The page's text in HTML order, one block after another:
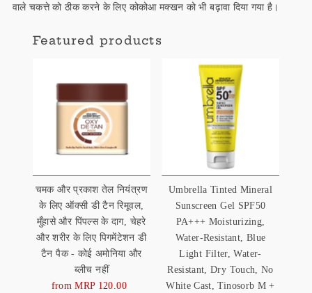
वाले चकत्ते को ठीक करने के लिए कोकोआ मक्खन को भी बढ़ावा दिया गया है।
Featured products
चमक और प्रकाश तेल नियंत्रण
के लिए ऑक्सी डी टैन रिमूवल,
मुँहासे और पिंपल्स के दाग, चेहरे
और शरीर के लिए पिगमेंटेशन डी
टैन पैक - कोई अमोनिया और
ब्लीच नहीं
Sale
from MRP 120.00
Umbrella Tinted Mineral
Sunscreen Gel SPF50
PA+++ Moisturizing,
Water-Resistant, Blue
Light Filter, Water-
Resistant, Dry Touch, No
White Cast, Tinosorb M +